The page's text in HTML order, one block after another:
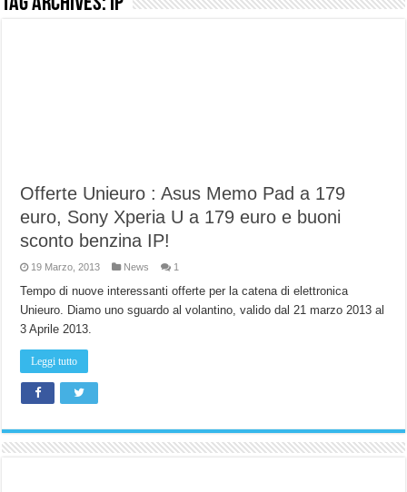
Brondi Amico Vero 4G: Focus su SOS, sicurezza e controllo da remoto.
Brondi Amico VERO 4G : Focus su SOS e comandi da remoto
Offerte Unieuro : Asus Memo Pad a 179
euro, Sony Xperia U a 179 euro e buoni
sconto benzina IP!
19 Marzo, 2013 News 1
Tempo di nuove interessanti offerte per la catena di elettronica
Unieuro. Diamo uno sguardo al volantino, valido dal 21 marzo 2013 al
3 Aprile 2013.
Leggi tutto